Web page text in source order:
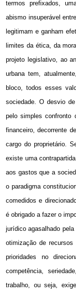
termos prefixados,
abismo insuperável
legitimam e ganham
limites da ética, da
projeto legislativo, ao
urbana tem,
bloco, todos esses
sociedade. O desvio
pelo simples confronto
financeiro, decorrente
cargo do proprietário.
existe uma
aos gastos que a
o paradigma
comedidos e
é obrigado a fazer o
jurídico agasalhado
otimização de
prioridades no
competência,
trabalho, ou seja,